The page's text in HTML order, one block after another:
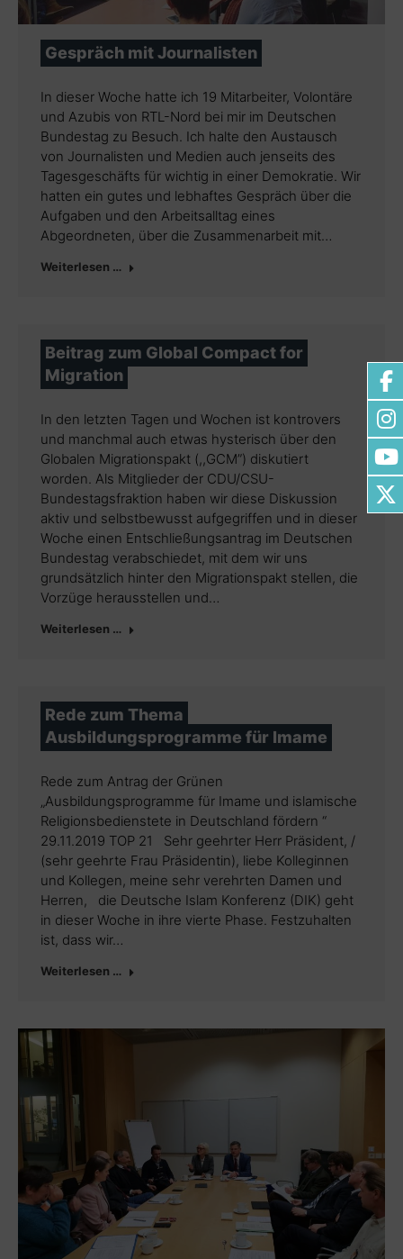
Gespräch mit Journalisten
In dieser Woche hatte ich 19 Mitarbeiter, Volontäre
und Azubis von RTL-Nord bei mir im Deutschen
Bundestag zu Besuch. Ich halte den Austausch
von Journalisten und Medien auch jenseits des
Tagesgeschäfts für wichtig in einer Demokratie. Wir
hatten ein gutes und lebhaftes Gespräch über die
Aufgaben und den Arbeitsalltag eines
Abgeordneten, über die Zusammenarbeit mit…
Weiterlesen …
Beitrag zum Global Compact for
Migration
In den letzten Tagen und Wochen ist kontrovers
und manchmal auch etwas hysterisch über den
Globalen Migrationspakt (,,GCM”) diskutiert
worden. Als Mitglieder der CDU/CSU-
Bundestagsfraktion haben wir diese Diskussion
aktiv und selbstbewusst aufgegriffen und in dieser
Woche einen Entschließungsantrag im Deutschen
Bundestag verabschiedet, mit dem wir uns
grundsätzlich hinter den Migrationspakt stellen, die
Vorzüge herausstellen und…
Weiterlesen …
Rede zum Thema
Ausbildungsprogramme für Imame
Rede zum Antrag der Grünen
„Ausbildungsprogramme für Imame und islamische
Religionsbedienstete in Deutschland fördern “
29.11.2019 TOP 21 Sehr geehrter Herr Präsident, /
(sehr geehrte Frau Präsidentin), liebe Kolleginnen
und Kollegen, meine sehr verehrten Damen und
Herren, die Deutsche Islam Konferenz (DIK) geht
in dieser Woche in ihre vierte Phase. Festzuhalten
ist, dass wir…
Weiterlesen …